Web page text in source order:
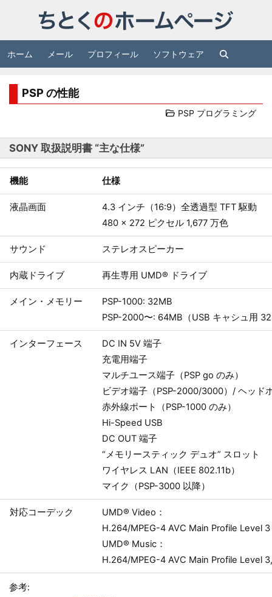
ホーム メール プロフィール ソフトウェア
PSP の性能
PSP プログラミング
SONY 取扱説明書 “主な仕様”
機能 仕様
液晶画面
4.3 インチ（16:9）全透過型 TFT 駆動
480 × 272 ピクセル 1,677 万色
サウンド ステレオスピーカー
内蔵ドライブ 再生専用 UMD® ドライブ
メイン・メモリー
PSP-1000: 32MB
PSP-2000〜: 64MB（USB キャシュ用
インターフェース
DC IN 5V 端子
充電用端子
マルチユース端子（PSP go のみ）
ビデオ端子（PSP-2000/3000）/ ヘッド
赤外線ポート（PSP-1000 のみ）
Hi-Speed USB
DC OUT 端子
“メモリースティック デュオ” スロット
ワイヤレス LAN（IEEE 802.11b）
マイク（PSP-3000 以降）
対応コーデック
UMD® Video：
H.264/MPEG-4 AVC Main Profile Level 3
UMD® Music：
H.264/MPEG-4 AVC Main Profile Level
参考: